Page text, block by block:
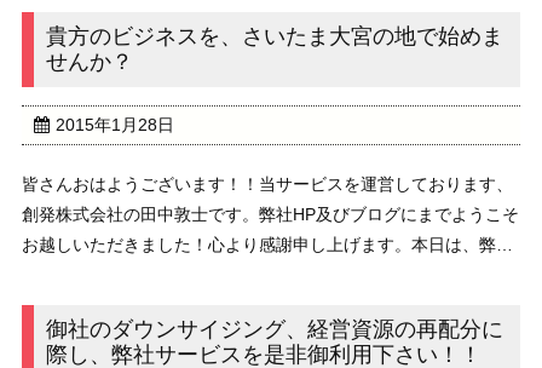
田駅から徒歩3分という大変便利な立地に御座いま ...
貴方のビジネスを、さいたま大宮の地で始めま
せんか？
2015年1月28日
皆さんおはようございます！！当サービスを運営しております、
創発株式会社の田中敦士です。弊社HP及びブログにまでようこそ
お越しいただきました！心より感謝申し上げます。本日は、弊社
上越･長野･秋田･山形各新幹線が停車し、北日 ...
御社のダウンサイジング、経営資源の再配分に
際し、弊社サービスを是非御利用下さい！！